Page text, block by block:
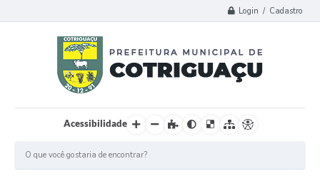
Login / Cadastro
Acessibilidade